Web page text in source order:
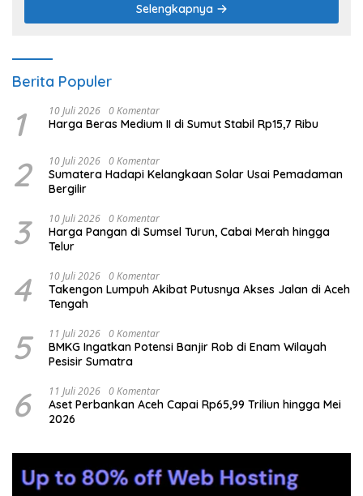
Selengkapnya
Berita Populer
1 10 Juli 2026 0 Komentar
Harga Beras Medium II di Sumut Stabil Rp15,7 Ribu
2 10 Juli 2026 0 Komentar
Sumatera Hadapi Kelangkaan Solar Usai Pemadaman
Bergilir
3 10 Juli 2026 0 Komentar
Harga Pangan di Sumsel Turun, Cabai Merah hingga
Telur
4 10 Juli 2026 0 Komentar
Takengon Lumpuh Akibat Putusnya Akses Jalan di Aceh
Tengah
5 11 Juli 2026 0 Komentar
BMKG Ingatkan Potensi Banjir Rob di Enam Wilayah
Pesisir Sumatra
6 11 Juli 2026 0 Komentar
Aset Perbankan Aceh Capai Rp65,99 Triliun hingga Mei
2026